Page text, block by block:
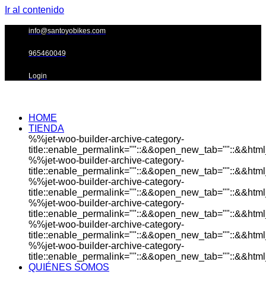
Ir al contenido
info@santoyobikes.com
965460049
Login
HOME
TIENDA
%%jet-woo-builder-archive-category-
%%jet-woo-builder-archive-category-
%%jet-woo-builder-archive-category-
%%jet-woo-builder-archive-category-
%%jet-woo-builder-archive-category-
%%jet-woo-builder-archive-category-
QUIÉNES SOMOS